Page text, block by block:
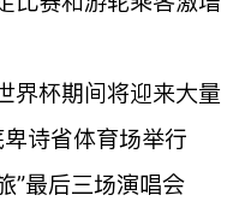
界杯期间将迎来大量
诗省体育场举行
”最后三场演唱会